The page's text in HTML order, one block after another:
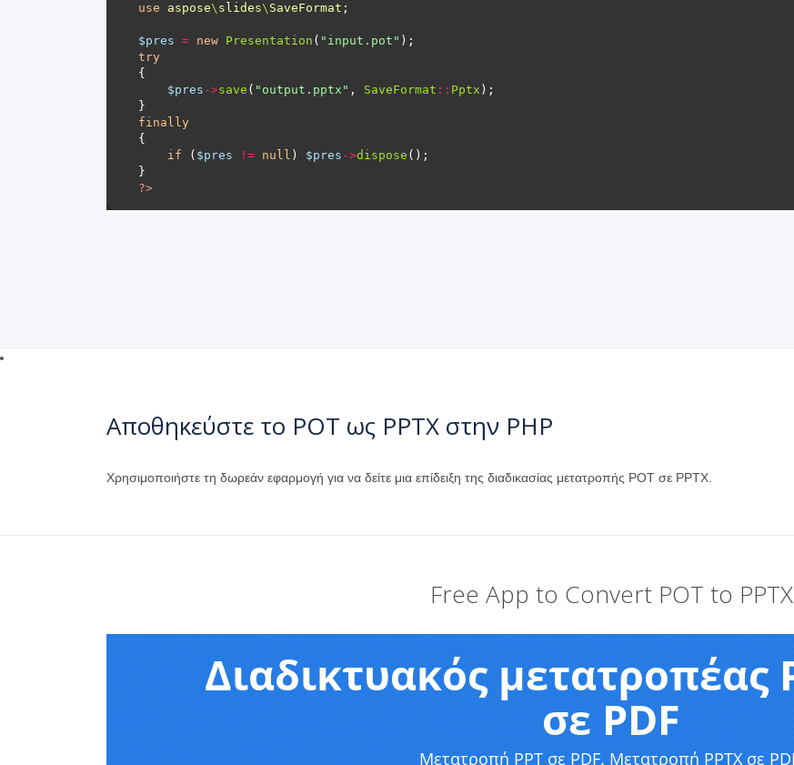
use
aspose\ slides\ SaveFormat
$pres = new Presentation ( "input.pot"
try
$pres ->save ( "output.pptx" , SaveFormat :: Pptx
finally
if ( $pres != null ) $pres ->dispose
?>
Αποθηκεύστε το POT ως PPTX στην PHP
Χρησιμοποιήστε τη δωρεάν εφαρμογή για να δείτε μια επίδειξη της διαδικασίας μετατροπής POT σε PPTX.
Free App to Convert POT to PPTX